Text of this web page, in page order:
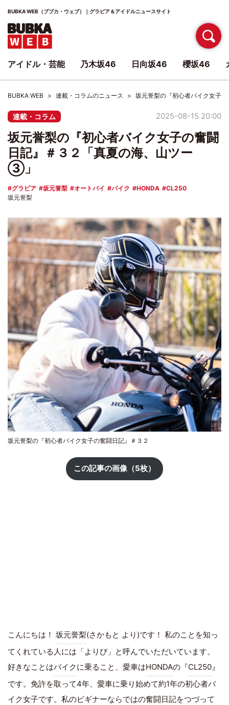
BUBKA WEB（ブブカ・ウェブ）｜グラビア＆アイドルニュースサイト
BUBKA WEB 連載・コラムのニュース 坂元誉梨の『初心者バイク女子
連載・コラム 2025-08-15 20:00
坂元誉梨の『初心者バイク女子の奮闘
日記』＃３２「真夏の海、山ツー
③」
グラビア 坂元誉梨 オートバイ バイク HONDA
CL250
坂元誉梨
坂元誉梨の『初心者バイク女子の奮闘日記』＃３２
この記事の画像（5枚）
こんにちは！ 坂元誉梨(さかもと より)です！ 私のことを知っ
てくれている人には「よりぴ」と呼んでいただいています。
好きなことはバイクに乗ること、愛車はHONDAの『CL250』
です。免許を取って4年、愛車に乗り始めて約1年の初心者バ
イク女子です。私のビギナーならではの奮闘日記をつづって
アイドル・芸能 乃木坂46 日向坂46 櫻坂46